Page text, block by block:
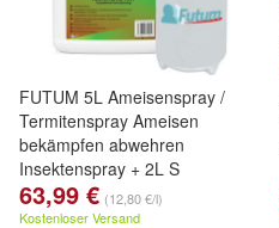
FUTUM 5L Ameisenspray /
Termitenspray Ameisen
bekämpfen abwehren
Insektenspray + 2L S
63,99 € (12,80 €/l)
Kostenloser Versand